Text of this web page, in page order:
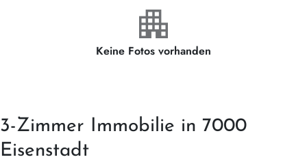
apartment
Keine Fotos vorhanden
3-Zimmer Immobilie in 7000
Eisenstadt